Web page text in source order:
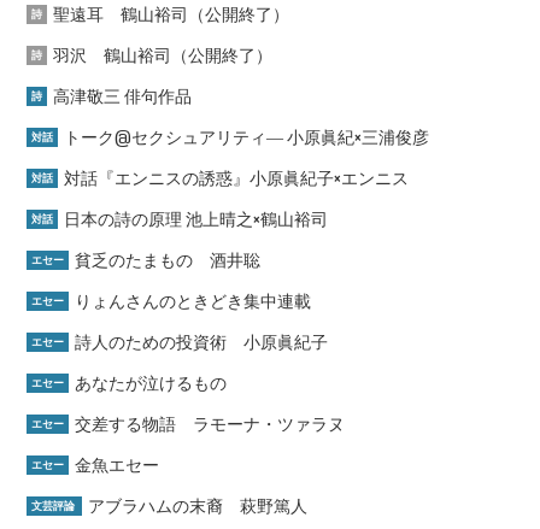
詩 聖遠耳 鶴山裕司（公開終了）
詩 羽沢 鶴山裕司（公開終了）
詩 高津敬三 俳句作品
対話 トーク@セクシュアリティ― 小原眞紀×三浦俊彦
対話 対話『エンニスの誘惑』小原眞紀子×エンニス
対話 日本の詩の原理 池上晴之×鶴山裕司
エセー 貧乏のたまもの 酒井聡
エセー りょんさんのときどき集中連載
エセー 詩人のための投資術 小原眞紀子
エセー あなたが泣けるもの
エセー 交差する物語 ラモーナ・ツァラヌ
エセー 金魚エセー
文芸評論 アブラハムの末裔 萩野篤人